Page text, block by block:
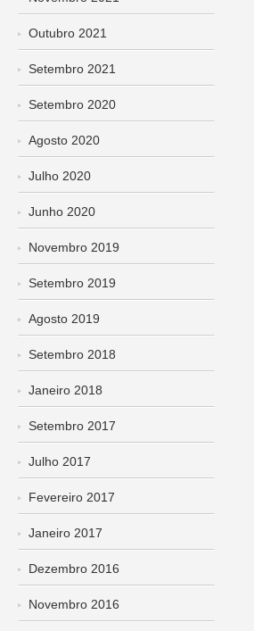
Outubro 2021
Setembro 2021
Setembro 2020
Agosto 2020
Julho 2020
Junho 2020
Novembro 2019
Setembro 2019
Agosto 2019
Setembro 2018
Janeiro 2018
Setembro 2017
Julho 2017
Fevereiro 2017
Janeiro 2017
Dezembro 2016
Novembro 2016